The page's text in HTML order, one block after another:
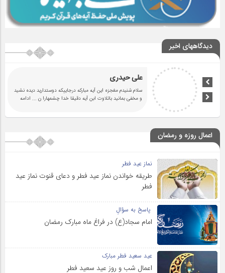
دیدگاههای اخیر
علی حیدری
سلام شنیدم مغجزه این آیه مبارکه درجاییکه دوستدارید دیده نشید
و مخفی بمانید باتلاوت ابن آیه دقیقا خدا چشمهارا ن ... ادامه
اعمال روزه و رمضان
نماز عید فطر
طریقه خواندن نماز عید فطر و دعای قنوت نماز عید
فطر
پاسخ به سؤالِ
امام سجاد(ع) در فراغ ماه مبارک رمضان
عید سعید فطر مبارک
اعمال شب و روز عید سعید فطر